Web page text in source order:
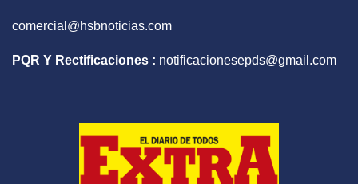
comercial@hsbnoticias.com
PQR Y Rectificaciones : notificacionesepds@gmail.com